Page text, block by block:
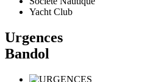
Yacht Club
Urgences
Bandol